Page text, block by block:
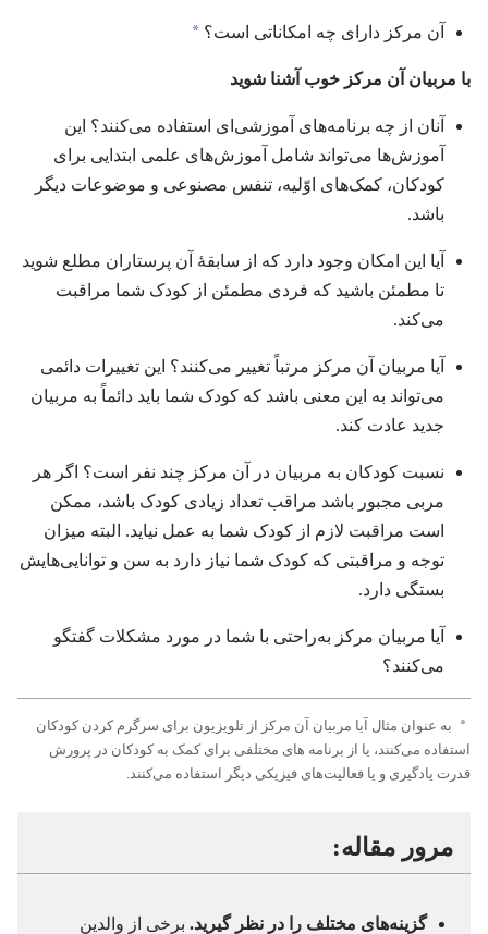
آن مرکز دارای چه امکاناتی است؟‏ a
با مربیان آن مرکز خوب آشنا شوید
آنان از چه برنامه‌های آموزشی‌ای استفاده می‌کنند؟‏ این
آموزش‌ها می‌تواند شامل آموزش‌های علمی ابتدایی برای
کودکان،‏ کمک‌های اوّلیه،‏ تنفس مصنوعی و موضوعات دیگر
باشد.‏
آیا این امکان وجود دارد که از سابقهٔ آن پرستاران مطلع شوید
تا مطمئن باشید که فردی مطمئن از کودک شما مراقبت
می‌کند.‏
آیا مربیان آن مرکز مرتباً تغییر می‌کنند؟‏ این تغییرات دائمی
می‌تواند به این معنی باشد که کودک شما باید دائماً به مربیان
جدید عادت کند.‏
نسبت کودکان به مربیان در آن مرکز چند نفر است؟‏ اگر هر
مربی مجبور باشد مراقب تعداد زیادی کودک باشد،‏ ممکن
است مراقبت لازم از کودک شما به عمل نیاید.‏ البته میزان
توجه و مراقبتی که کودک شما نیاز دارد به سن و توانایی‌هایش
بستگی دارد.‏
آیا مربیان مرکز به‌راحتی با شما در مورد مشکلات گفتگو
می‌کنند؟‏
a به عنوان مثال آیا مربیان آن مرکز از تلویزیون برای سرگرم کردن کودکان
استفاده می‌کنند،‏ یا از برنامه های مختلفی برای کمک به کودکان در پرورش
قدرت یادگیری و یا فعالیت‌های فیزیکی دیگر استفاده می‌کنند.‏
مرور مقاله:‏
گزینه‌های مختلف را در نظر گیرید.‏ برخی از والدین